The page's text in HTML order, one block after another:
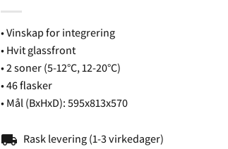
• Vinskap for integrering
• Hvit glassfront
• 2 soner (5-12°C, 12-20°C)
• 46 flasker
• Mål (BxHxD): 595x813x570
local_shipping Rask levering (1-3 virkedager)